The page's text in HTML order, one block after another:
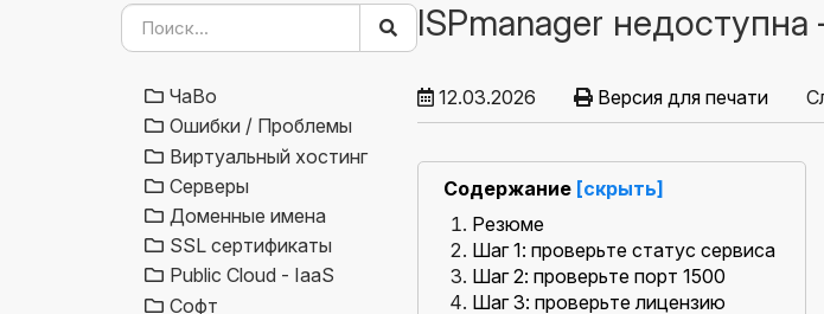
ЧаВо
Ошибки / Проблемы
Виртуальный хостинг
Серверы
Доменные имена
SSL сертификаты
Public Cloud - IaaS
Софт
ISPmanager
12.03.2026 Версия для печати
Содержание [скрыть]
Резюме
Шаг 1: проверьте статус сервиса
Шаг 2: проверьте порт 1500
Шаг 3: проверьте лицензию